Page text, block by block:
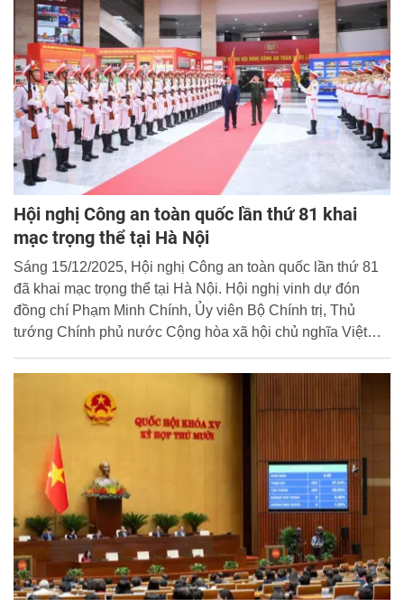
trì Hội nghị.
Hội nghị Công an toàn quốc lần thứ 81 khai
mạc trọng thể tại Hà Nội
Sáng 15/12/2025, Hội nghị Công an toàn quốc lần thứ 81
đã khai mạc trọng thể tại Hà Nội. Hội nghị vinh dự đón
đồng chí Phạm Minh Chính, Ủy viên Bộ Chính trị, Thủ
tướng Chính phủ nước Cộng hòa xã hội chủ nghĩa Việt
Nam đến dự và phát biểu chỉ đạo. Đại tướng Lương Tam
Quang, Ủy viên Bộ Chính trị, Bí thư Đảng ủy Công an
Trung ương, Bộ trưởng Bộ Công an chủ trì Hội nghị.